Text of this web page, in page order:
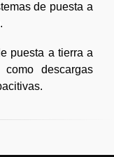
de puesta a
puesta a tierra a
descargas